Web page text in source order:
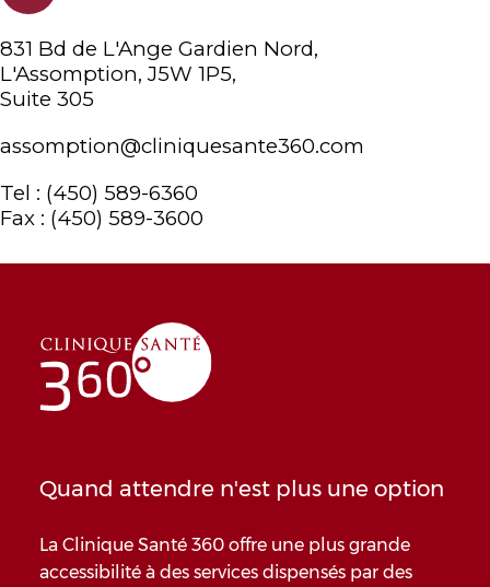
831 Bd de L'Ange Gardien Nord,
L'Assomption, J5W 1P5,
Suite 305
assomption@cliniquesante360.com
Tel : (450) 589-6360
Fax : (450) 589-3600
Quand attendre n'est plus une option
La Clinique Santé 360 offre une plus grande
accessibilité à des services dispensés par des